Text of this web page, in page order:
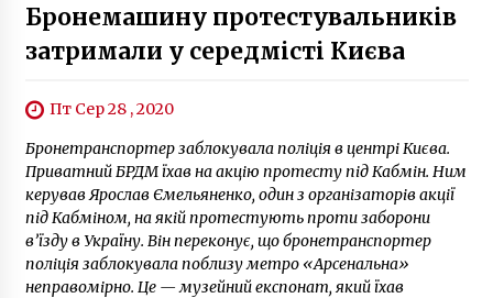
Бронемашину протестувальників
затримали у середмісті Києва
Пт Сер 28 , 2020
Бронетранспортер заблокувала поліція в центрі Києва.
Приватний БРДМ їхав на акцію протесту під Кабмін. Ним
керував Ярослав Ємельяненко, один з організаторів акції
під Кабміном, на якій протестують проти заборони
в’їзду в Україну. Він переконує, що бронетранспортер
поліція заблокувала поблизу метро «Арсенальна»
неправомірно. Це — музейний експонат, який їхав